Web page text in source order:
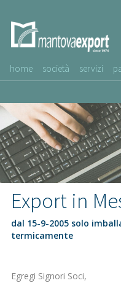
home società servizi
AZIENDE CLIENTI
NEWS
VIDEO
SERVIZIO CLIENTI
Export in
dal 15-9-2005 solo
termicamente
Egregi Signori Soci,